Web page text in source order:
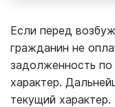
Если перед
гражданин не
задолженность по
характер.
текущий характер.